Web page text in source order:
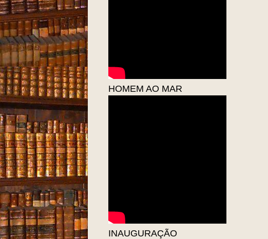
HOMEM AO MAR
INAUGURAÇÃO